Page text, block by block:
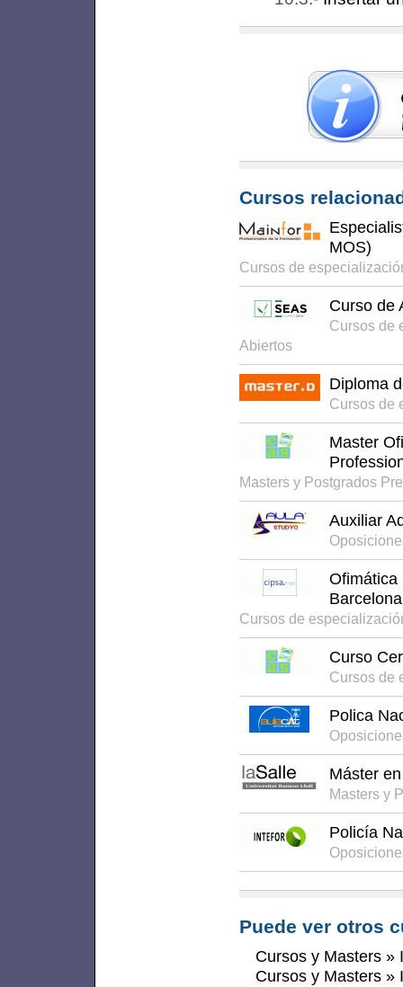
Cursos
MOS)
Cursos de
Curso de
Cursos de
Abiertos
Diploma
Cursos de
Master
Masters y Postgrados
Auxiliar
Ofimática
Cursos de
Curso
Cursos de
Polica
Máster
Masters y
Policía
Puede ver otros
Cursos y Masters »
Cursos y Masters »